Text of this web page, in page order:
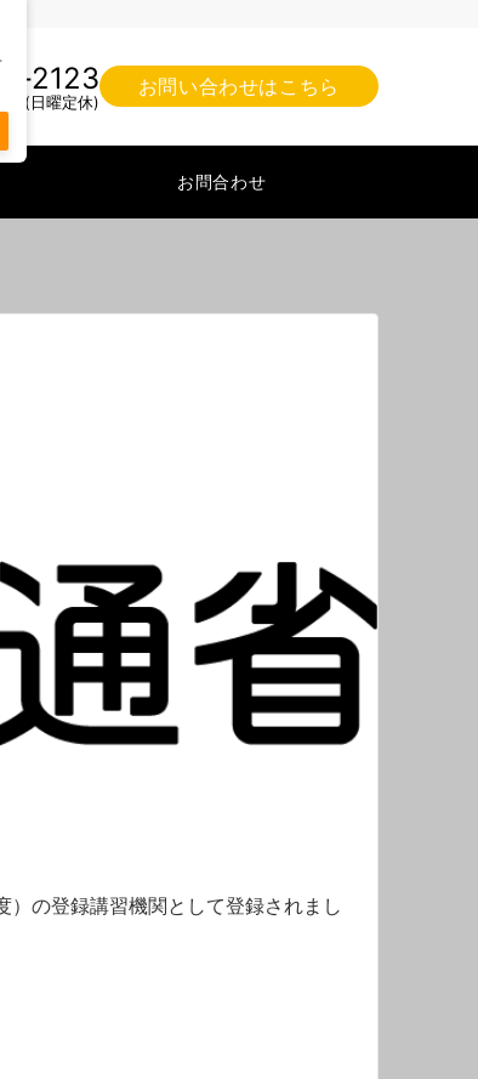
2123
日曜定休)
お問い合わせはこちら
お問合わせ
の登録講習機関として登録されまし